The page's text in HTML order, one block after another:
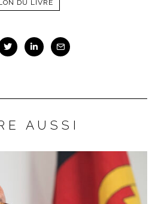
DU LIVRE
AUSSI